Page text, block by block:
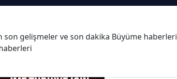
son gelişmeler ve son dakika Büyüme haberleri